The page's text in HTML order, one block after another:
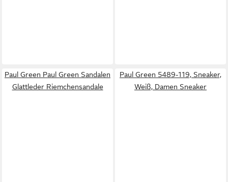
Paul Green Paul Green Sandalen
Glattleder Riemchensandale
Paul Green 5489-119, Sneaker,
Weiß, Damen Sneaker